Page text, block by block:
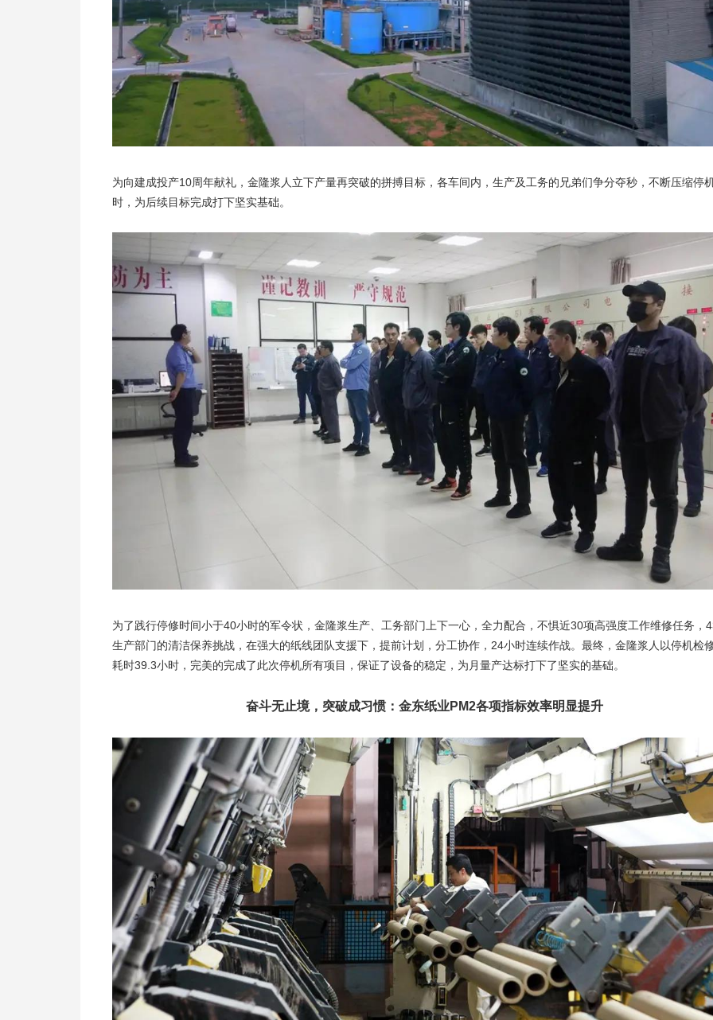
为向建成投产10周年献礼，金隆浆人立下产量再突破的拼搏目标，各车间内，生产及工务的兄弟们争分夺秒，不断压缩停
时，为后续目标完成打下坚实基础。
为了践行停修时间小于40小时的军令状，金隆浆生产、工务部门上下一心，全力配合，不惧近30项高强度工作维修任务，
生产部门的清洁保养挑战，在强大的纸线团队支援下，提前计划，分工协作，24小时连续作战。最终，金隆浆人以停机检
耗时39.3小时，完美的完成了此次停机所有项目，保证了设备的稳定，为月量产达标打下了坚实的基础。
奋斗无止境，突破成习惯：金东纸业PM2各项指标效率明显提升